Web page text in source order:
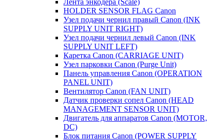
HOLDER SENSOR FLAG Canon
Узел подачи чернил правый Canon (INK
SUPPLY UNIT RIGHT)
Узел подачи чернил левый Canon (INK
SUPPLY UNIT LEFT)
Каретка Canon (CARRIAGE UNIT)
Узел парковки Canon (Purge Unit)
Панель управления Canon (OPERATION
PANEL UNIT)
Вентилятор Canon (FAN UNIT)
Датчик проверки сопел Canon (HEAD
MANAGEMENT SENSOR UNIT)
Двигатель для аппаратов Canon (MOTOR,
DC)
Блок питания Canon (POWER SUPPLY